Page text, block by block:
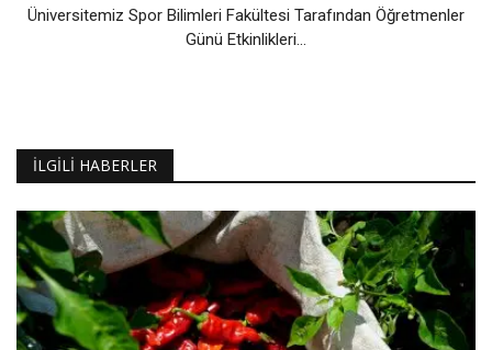
Üniversitemiz Spor Bilimleri Fakültesi Tarafından Öğretmenler
Günü Etkinlikleri...
İLGILI HABERLER